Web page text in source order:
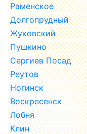
Раменское
Долгопрудный
Жуковский
Пушкино
Сергиев Посад
Реутов
Ногинск
Воскресенск
Лобня
Клин